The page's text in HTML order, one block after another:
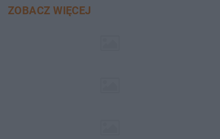
ZOBACZ WIĘCEJ